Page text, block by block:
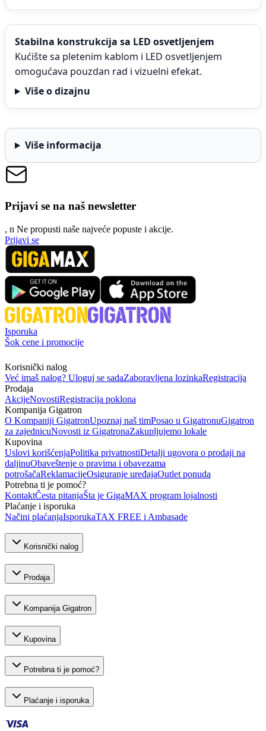
Stabilna konstrukcija sa LED osvetljenjem
Kućište sa pletenim kablom i LED osvetljenjem
omogućava pouzdan rad i vizuelni efekat.
Više o dizajnu
Više informacija
Prijavi se na naš newsletter
, n Ne propusti naše najveće popuste i akcije.
Prijavi se
Isporuka
Šok cene i promocije
Korisnički nalog
Već imaš nalog? Uloguj se sadaZaboravljena lozinkaRegistracija
Prodaja
AkcijeNovostiRegistracija poklona
Kompanija Gigatron
O Kompaniji GigatronUpoznaj naš timPosao u GigatronuGigatron
za zajednicuNovosti iz GigatronaZakupljujemo lokale
Kupovina
Uslovi korišćenjaPolitika privatnostiDetalji ugovora o prodaji na
daljinuObaveštenje o pravima i obavezama
potrošačaReklamacijeOsiguranje uređajaOutlet ponuda
Potrebna ti je pomoć?
KontaktČesta pitanjaŠta je GigaMAX program lojalnosti
Plaćanje i isporuka
Načini plaćanjaIsporukaTAX FREE i Ambasade
Korisnički nalog
Prodaja
Kompanija Gigatron
Kupovina
Potrebna ti je pomoć?
Plaćanje i isporuka